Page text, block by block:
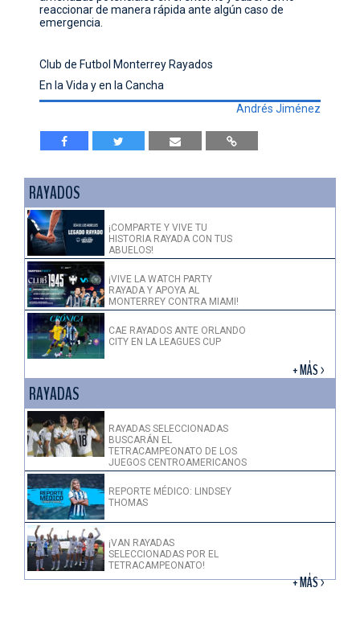
reaccionar de manera rápida ante algún caso de
emergencia.
Club de Futbol Monterrey Rayados
En la Vida y en la Cancha
Andrés Jiménez
RAYADOS
¡COMPARTE Y VIVE TU
HISTORIA RAYADA CON TUS
ABUELOS!
¡VIVE LA WATCH PARTY
RAYADA Y APOYA AL
MONTERREY CONTRA MIAMI!
CAE RAYADOS ANTE ORLANDO
CITY EN LA LEAGUES CUP
+ MÁS >
RAYADAS
RAYADAS SELECCIONADAS
BUSCARÁN EL
TETRACAMPEONATO DE LOS
JUEGOS CENTROAMERICANOS
REPORTE MÉDICO: LINDSEY
THOMAS
¡VAN RAYADAS
SELECCIONADAS POR EL
TETRACAMPEONATO!
+ MÁS >